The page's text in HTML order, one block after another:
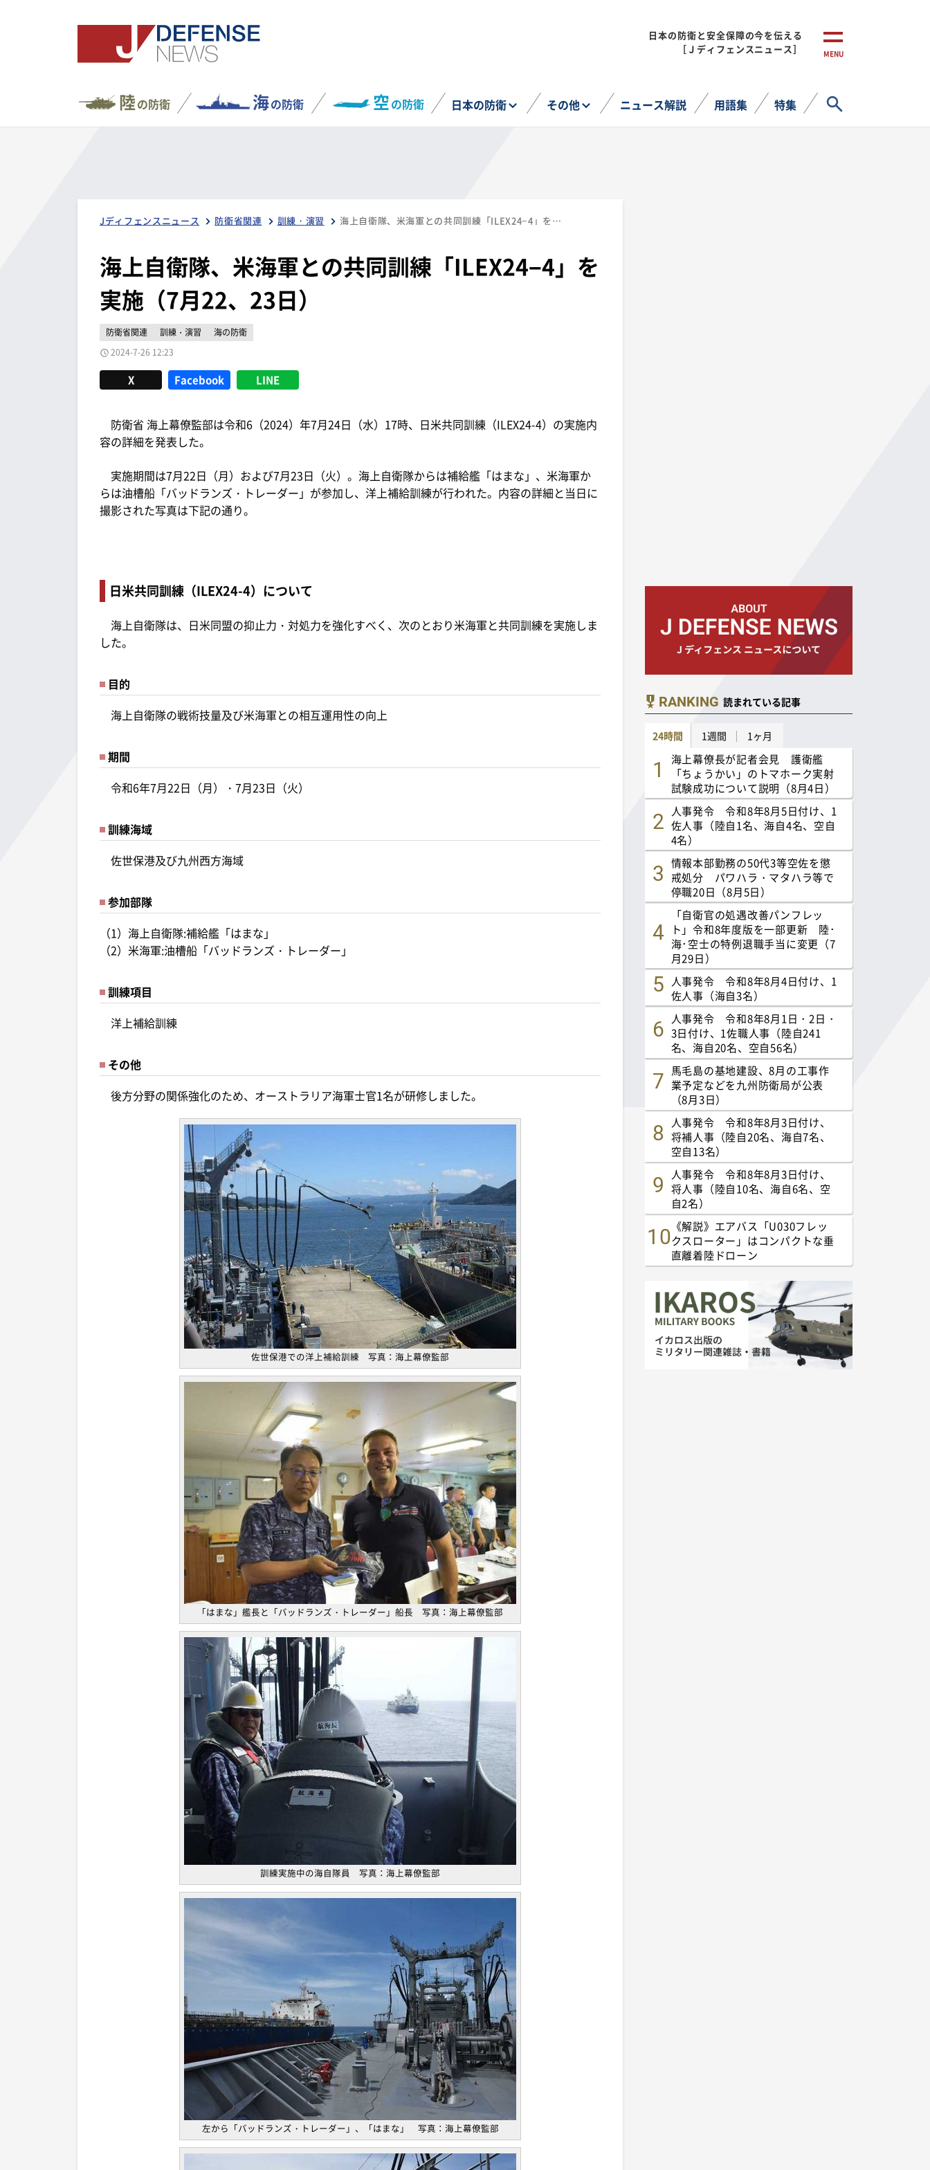
日本の防衛と安全保障の今を伝える
［Ｊディフェンスニュース］
MENU
陸の防衛 海の防衛 空の防衛 日本の防衛 その他 ニュース解説 用語集 特集
Jディフェンスニュース 防衛省関連 訓練・演習 海上自衛隊、米海軍との共同訓練「ILEX24−4」を実施（7月22、23日）
海上自衛隊、米海軍との共同訓練「ILEX24−4」を
実施（7月22、23日）
防衛省関連 訓練・演習
海の防衛
2024-7-26 12:23
X Facebook LINE
防衛省 海上幕僚監部は令和6（2024）年7月24日（水）17時、日米共同訓練（ILEX24-4）の実施内
容の詳細を発表した。
実施期間は7月22日（月）および7月23日（火）。海上自衛隊からは補給艦「はまな」、米海軍か
らは油槽船「バッドランズ・トレーダー」が参加し、洋上補給訓練が行われた。内容の詳細と当日に
撮影された写真は下記の通り。
日米共同訓練（ILEX24-4）について
海上自衛隊は、日米同盟の抑止力・対処力を強化すべく、次のとおり米海軍と共同訓練を実施しま
した。
目的
海上自衛隊の戦術技量及び米海軍との相互運用性の向上
期間
令和6年7月22日（月）・7月23日（火）
訓練海域
佐世保港及び九州西方海域
参加部隊
（1）海上自衛隊:補給艦「はまな」
（2）米海軍:油槽船「バッドランズ・トレーダー」
訓練項目
洋上補給訓練
その他
後方分野の関係強化のため、オーストラリア海軍士官1名が研修しました。
佐世保港での洋上補給訓練 写真：海上幕僚監部
「はまな」艦長と「バッドランズ・トレーダー」船長 写真：海上幕僚監部
訓練実施中の海自隊員 写真：海上幕僚監部
左から「バッドランズ・トレーダー」、「はまな」 写真：海上幕僚監部
RANKING 読まれている記事
24時間 1週間 1ヶ月
海上幕僚長が記者会見 護衛艦
「ちょうかい」のトマホーク実射
試験成功について説明（8月4日）
人事発令 令和8年8月5日付け、1
佐人事（陸自1名、海自4名、空自
4名）
情報本部勤務の50代3等空佐を懲
戒処分 パワハラ・マタハラ等で
停職20日（8月5日）
「自衛官の処遇改善パンフレッ
ト」令和8年度版を一部更新 陸･
海･空士の特例退職手当に変更（7
月29日）
人事発令 令和8年8月4日付け、1
佐人事（海自3名）
人事発令 令和8年8月1日・2日・
3日付け、1佐職人事（陸自241
名、海自20名、空自56名）
馬毛島の基地建設、8月の工事作
業予定などを九州防衛局が公表
（8月3日）
人事発令 令和8年8月3日付け、
将補人事（陸自20名、海自7名、
空自13名）
人事発令 令和8年8月3日付け、
将人事（陸自10名、海自6名、空
自2名）
《解説》エアバス「U030フレッ
クスローター」はコンパクトな垂
直離着陸ドローン